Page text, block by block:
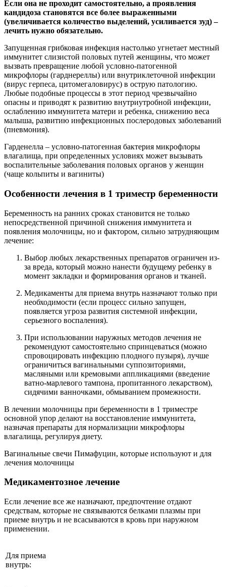
Если она не проходит самостоятельно, а проявления
кандидоза становятся все более выраженными
(увеличивается количество выделений, усиливается зуд) –
лечить нужно обязательно.
Запущенная грибковая инфекция настолько угнетает местный
иммунитет слизистой половых путей женщины, что может
вызвать превращение любой условно-патогенной
микрофлоры (гарднереллы) или внутриклеточной инфекции
(вирус герпеса, цитомегаловирус) в острую патологию.
Любые подобные процессы в этот период чрезвычайно
опасны и приводят к развитию внутриутробной инфекции,
ослаблению иммунитета матери и ребенка, снижению веса
малыша, развитию инфекционных послеродовых заболеваний
(пневмония).
Гарденелла – условно-патогенная бактерия микрофлоры
влагалища, при определенных условиях может вызывать
воспалительные заболевания половых органов у женщин
(чаще кольпиты и вагиниты)
Особенности лечения в 1 триместр беременности
Беременность на ранних сроках становится не только
непосредственной причиной снижения иммунитета и
появления молочницы, но и фактором, сильно затрудняющим
лечение:
Выбор любых лекарственных препаратов ограничен из-
за вреда, который можно нанести будущему ребенку в
момент закладки и формирования органов и тканей.
Медикаменты для приема внутрь назначают только при
необходимости (если процесс сильно запущен,
появляется угроза развития системной инфекции,
серьезного воспаления).
При использовании наружных методов лечения не
рекомендуют самостоятельно спринцеваться (можно
спровоцировать инфекцию плодного пузыря), лучше
ограничиться вагинальными суппозиториями,
масляными или кремовыми аппликациями (введение
ватно-марлевого тампона, пропитанного лекарством),
сидячими ванночками, обмыванием промежности.
В лечении молочницы при беременности в 1 триместре
основной упор делают на восстановление иммунитета,
назначая препараты для нормализации микрофлоры
влагалища, регулируя диету.
Вагинальные свечи Пимафуцин, которые используют и для
лечения молочницы
Медикаментозное лечение
Если лечение все же назначают, предпочтение отдают
средствам, которые не связываются белками плазмы при
приеме внутрь и не всасываются в кровь при наружном
применении.
Для приема
внутрь: